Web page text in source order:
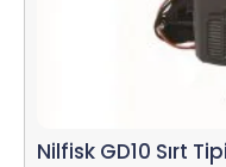
Nilfisk GD10 Sırt